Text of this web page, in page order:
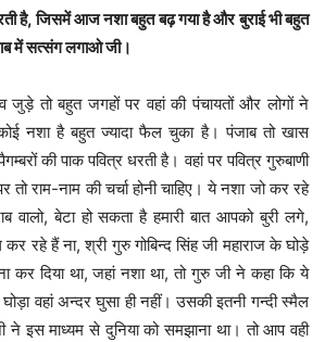
है, जिसमें आज नशा बहुत बढ़ गया है और बुराई भी बहुत
में सत्संग लगाओ जी।
जुड़े तो बहुत जगहों पर वहां की पंचायतों और लोगों ने
नशा है बहुत ज्यादा फैल चुका है। पंजाब तो खास
की पाक पवित्र धरती है। वहां पर पवित्र गुरुबाणी
पर तो राम-नाम की चर्चा होनी चाहिए। ये नशा जो कर रहे
वालो, बेटा हो सकता है हमारी बात आपको बुरी लगे,
रहे हैं ना, श्री गुरु गोबिन्द सिंह जी महाराज के घोड़े
कर दिया था, जहां नशा था, तो गुरु जी ने कहा कि ये
वहां अन्दर घुसा ही नहीं। उसकी इतनी गन्दी स्मैल
इस माध्यम से दुनिया को समझाना था। तो आप वही